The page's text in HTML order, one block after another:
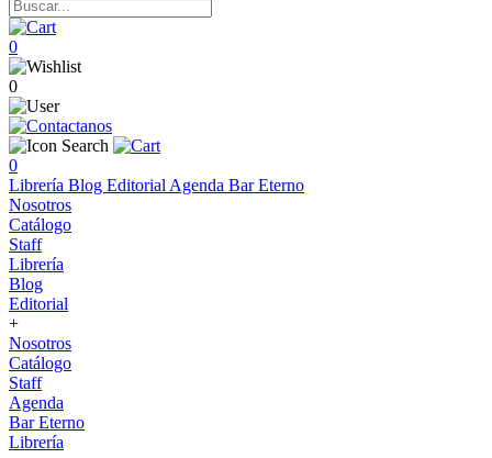
0
0
0
Librería Blog Editorial Agenda Bar Eterno
Nosotros
Catálogo
Staff
Librería
Blog
Editorial
+
Nosotros
Catálogo
Staff
Agenda
Bar Eterno
Librería